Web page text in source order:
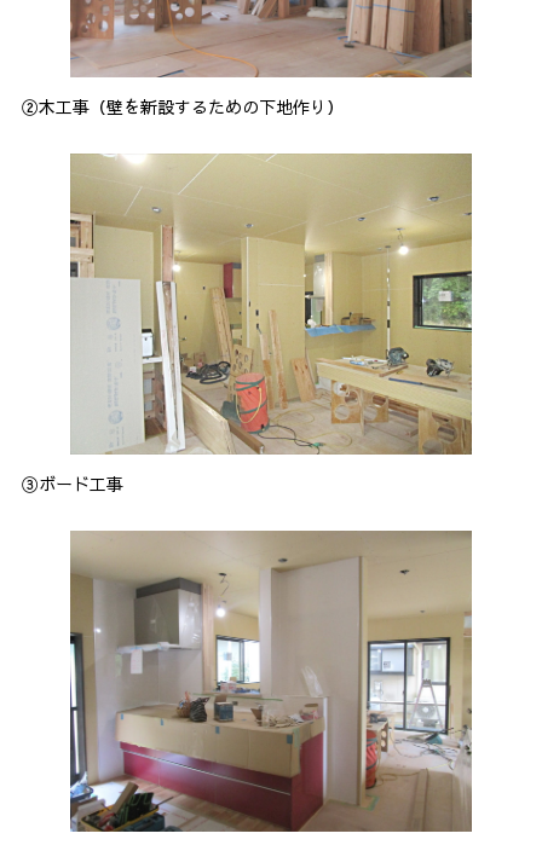
②木工事（壁を新設するための下地作り）
③ボード工事